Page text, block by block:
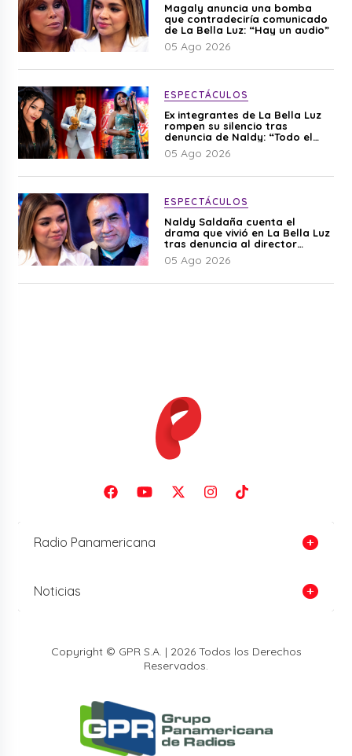
Magaly anuncia una bomba
que contradeciría comunicado
de La Bella Luz: “Hay un audio”
05 Ago 2026
ESPECTÁCULOS
Ex integrantes de La Bella Luz
rompen su silencio tras
denuncia de Naldy: “Todo el
mundo lo sabía”
05 Ago 2026
ESPECTÁCULOS
Naldy Saldaña cuenta el
drama que vivió en La Bella Luz
tras denuncia al director
musical: “No me parece justo”
05 Ago 2026
Radio Panamericana
Noticias
Copyright © GPR S.A. | 2026 Todos los Derechos
Reservados.